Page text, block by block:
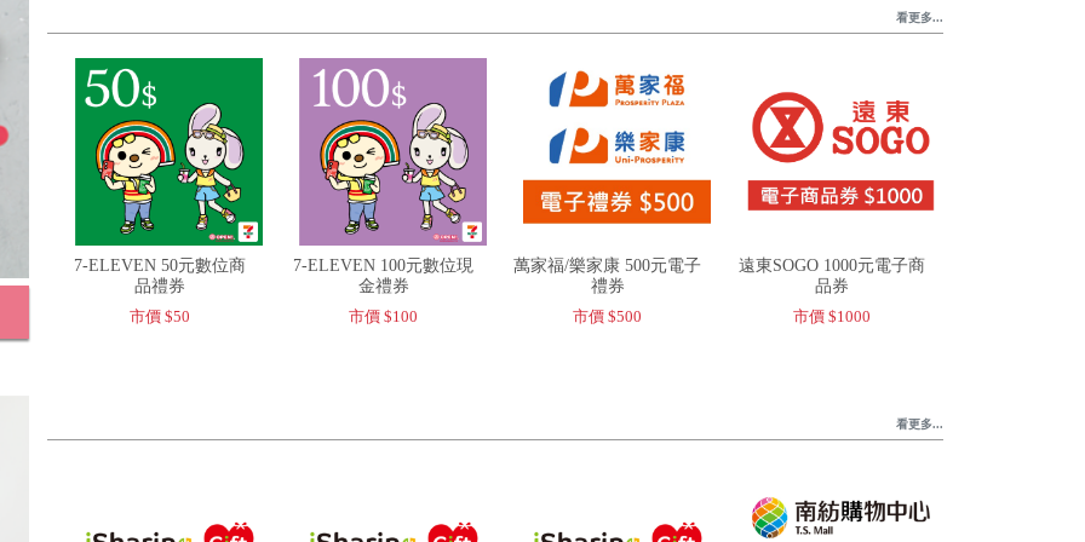
7-ELEVEN 50元數位商
品禮券
市價 $50
7-ELEVEN 100元數位現
金禮券
市價 $100
萬家福/樂家康 500元電子
禮券
市價 $500
遠東SOGO 1000元電子商
品券
市價 $1000
看更多...
看更多...